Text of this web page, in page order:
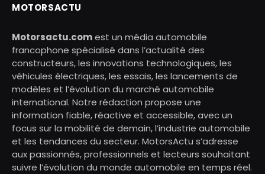
MOTORSACTU
Motorsactu.comest un média automobile
francophone spécialisé dans l’actualité des
constructeurs, les innovations technologiques, les
véhicules électriques, les essais, les lancements de
modèles et l’évolution du marché automobile
international. Notre rédaction propose une
information fiable, réactive et accessible, avec un
focus sur la mobilité de demain, l’industrie automobile
et les tendances du secteur. MotorsActu s’adresse
aux passionnés, professionnels et lecteurs souhaitant
suivre l’évolution du monde automobile en temps réel.